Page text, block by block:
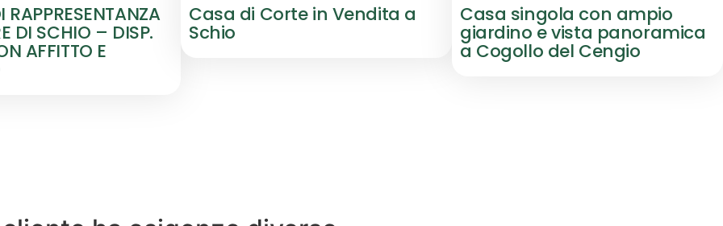
RAPPRESENTANZA
DI SCHIO – DISP.
AFFITTO E
Casa di Corte in Vendita a
Schio
Casa singola con ampio
giardino e vista panoramica
a Cogollo del Cengio